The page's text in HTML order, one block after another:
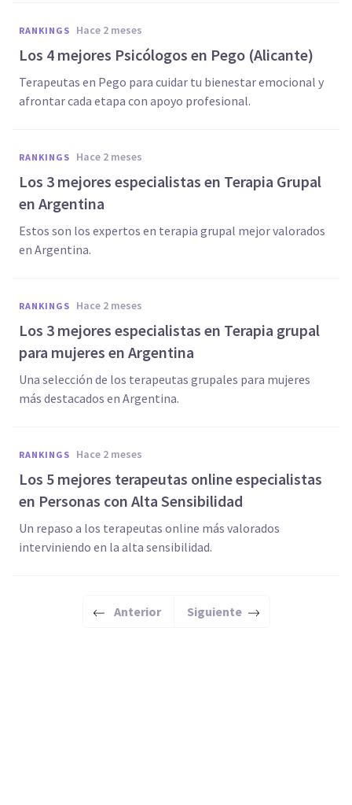
RANKINGS hace 2 meses
Los 4 mejores Psicólogos en Pego (Alicante)
Terapeutas en Pego para cuidar tu bienestar emocional y
afrontar cada etapa con apoyo profesional.
RANKINGS hace 2 meses
Los 3 mejores especialistas en Terapia Grupal
en Argentina
Estos son los expertos en terapia grupal mejor valorados
en Argentina.
RANKINGS hace 2 meses
Los 3 mejores especialistas en Terapia grupal
para mujeres en Argentina
Una selección de los terapeutas grupales para mujeres
más destacados en Argentina.
RANKINGS hace 2 meses
Los 5 mejores terapeutas online especialistas
en Personas con Alta Sensibilidad
Un repaso a los terapeutas online más valorados
interviniendo en la alta sensibilidad.
Anterior Siguiente